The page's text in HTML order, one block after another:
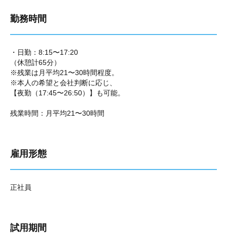
勤務時間
・日勤：8:15〜17:20
（休憩計65分）
※残業は月平均21〜30時間程度。
※本人の希望と会社判断に応じ、
【夜勤（17:45〜26:50）】も可能。
残業時間：月平均21〜30時間
雇用形態
正社員
試用期間